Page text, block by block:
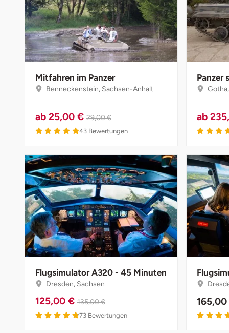
Mitfahren im Panzer
Benneckenstein, Sachsen-Anhalt
ab 25,00 € 29,00 €
43 Bewertungen
Panzer
ab
Flugsimulator A320 - 45 Minuten
Dresden, Sachsen
125,00 € 135,00 €
73 Bewertungen
Dortmund
Dresden
Duisburg
Düsseldorf
Erlangen
Essen
Flensburg
Frankfurt am Main
Freiberg
Fürstenfeldbruck